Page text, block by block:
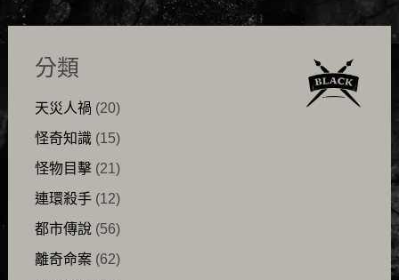
分類
天災人禍 (20)
怪奇知識(15)
怪物目擊(21)
連環殺手(12)
都市傳說(56)
離奇命案(62)